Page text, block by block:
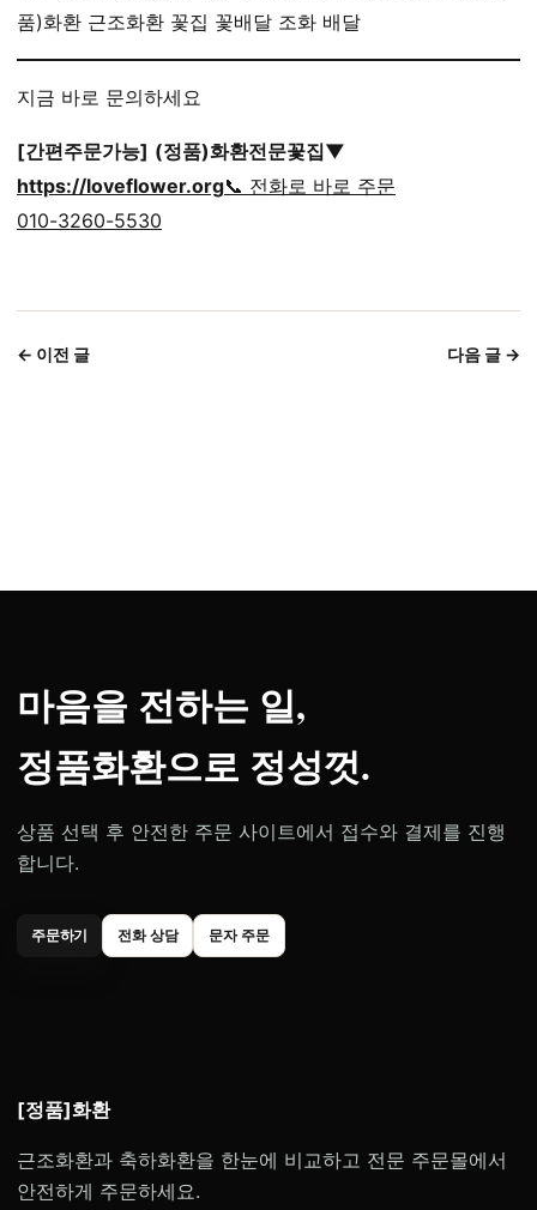
품)화환 근조화환 꽃집 꽃배달 조화 배달
지금 바로 문의하세요
[간편주문가능] (정품)화환전문꽃집▼
https://loveflower.org📞 전화로 바로 주문
010-3260-5530
← 이전 글 다음 글 →
마음을 전하는 일,
정품화환으로 정성껏.
상품 선택 후 안전한 주문 사이트에서 접수와 결제를 진행
합니다.
주문하기 전화 상담 문자 주문
[정품]화환
근조화환과 축하화환을 한눈에 비교하고 전문 주문몰에서
안전하게 주문하세요.